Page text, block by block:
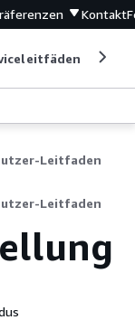
Kontakt
Leitfaden
Leitfaden